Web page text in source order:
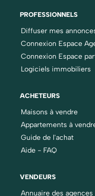
PROFESSIONNELS
Diffuser mes
Connexion Espace
Connexion Espace
Logiciels immobiliers
ACHETEURS
Maisons à vendre
Appartements à
Guide de l'achat
Aide - FAQ
VENDEURS
Annuaire des agences